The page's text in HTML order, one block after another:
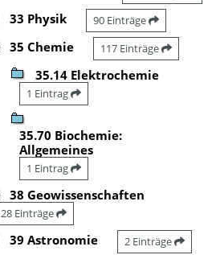
33 Physik 90 Einträge
35 Chemie 117 Einträge
35.14 Elektrochemie
1 Eintrag
35.70 Biochemie:
Allgemeines
1 Eintrag
38 Geowissenschaften
28 Einträge
39 Astronomie 2 Einträge